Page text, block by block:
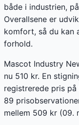
både i industrien,
Overallsene er
komfort, så du kan
forhold.
Mascot Industry
nu 510 kr. En
registrerede pris
89
mellem 509 kr (09.